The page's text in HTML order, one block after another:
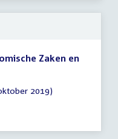
Zaken en
2019)